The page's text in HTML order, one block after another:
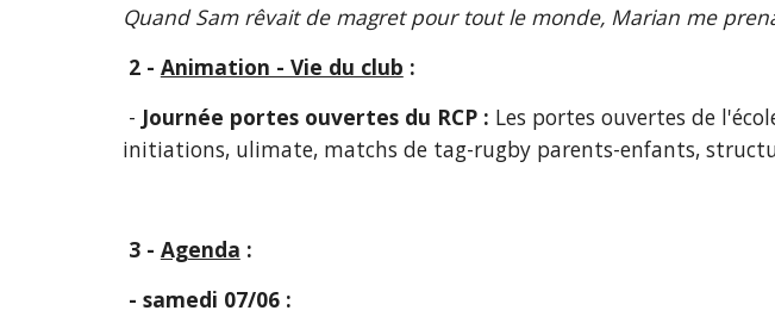
Quand Sam rêvait de magret pour tout le monde, Marian me
2 - Animation - Vie du club :
- Journée portes ouvertes du RCP : Les portes ouvertes de
initiations, ulimate, matchs de tag-rugby parents-enfants,
3 - Agenda :
- samedi 07/06 :